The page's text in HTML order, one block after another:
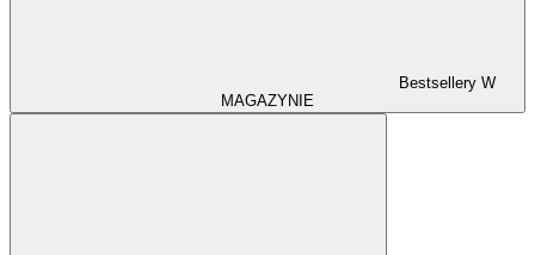
Bestsellery W
MAGAZYNIE